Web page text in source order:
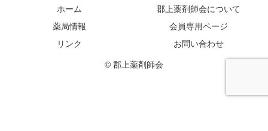
ホーム
郡上薬剤師会について
薬局情報
会員専用ページ
リンク
お問い合わせ
© 郡上薬剤師会